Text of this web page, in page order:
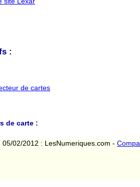
:
de cartes
de carte :
05/02/2012 : LesNumeriques.com -